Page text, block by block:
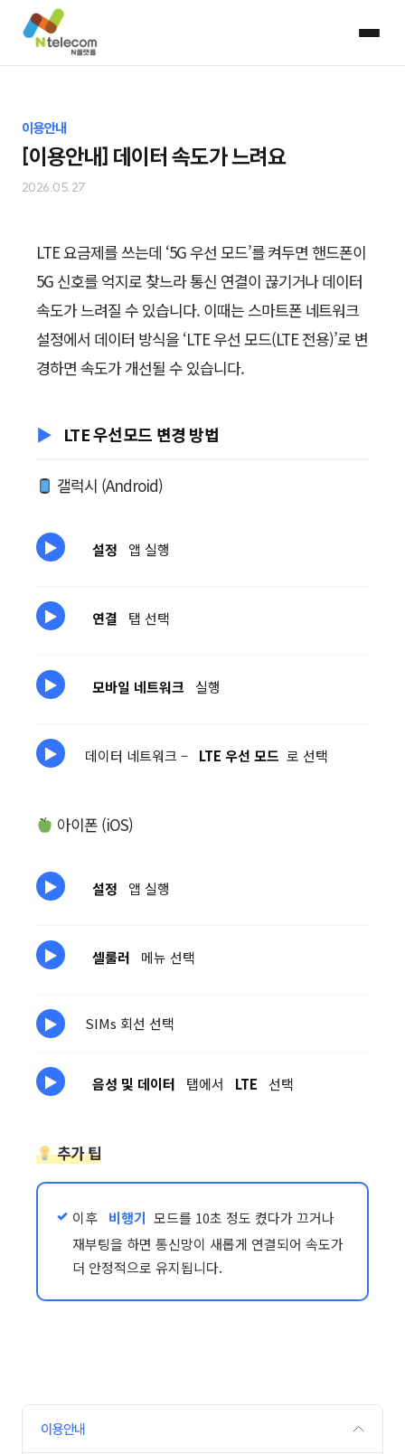
이용안내
[이용안내] 데이터 속도가 느려요
2026.05.27
LTE 요금제를 쓰는데 ‘5G 우선 모드’를 켜두면 핸드폰이
5G 신호를 억지로 찾느라 통신 연결이 끊기거나 데이터
속도가 느려질 수 있습니다. 이때는 스마트폰 네트워크
설정에서 데이터 방식을 ‘LTE 우선 모드(LTE 전용)’로 변
경하면 속도가 개선될 수 있습니다.
LTE 우선모드 변경 방법
갤럭시 (Android)
설정 앱 실행
연결 탭 선택
모바일 네트워크 실행
데이터 네트워크 – LTE 우선 모드 로 선택
아이폰 (iOS)
설정 앱 실행
셀룰러 메뉴 선택
SIMs 회선 선택
음성 및 데이터 탭에서 LTE 선택
추가 팁
이후 비행기 모드를 10초 정도 켰다가 끄거나
재부팅을 하면 통신망이 새롭게 연결되어 속도가
더 안정적으로 유지됩니다.
이용안내